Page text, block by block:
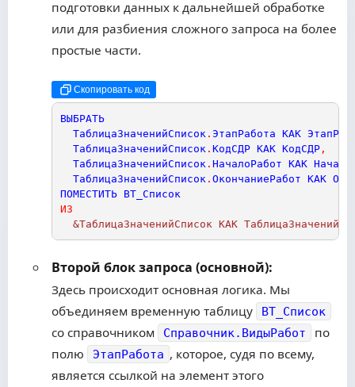
подготовки данных к дальнейшей обработке
или для разбиения сложного запроса на более
простые части.
Скопировать код
ВЫБРАТЬ
ТаблицаЗначенийСписок . ЭтапРабота КАК
ТаблицаЗначенийСписок . КодСДР КАК КодСДР ,
ТаблицаЗначенийСписок . НачалоРабот КАК
ТаблицаЗначенийСписок . ОкончаниеРабот КАК
ПОМЕСТИТЬ ВТ_Список
ИЗ
&ТаблицаЗначенийСписок КАК
Второй блок запроса (основной):
Здесь происходит основная логика. Мы
объединяем временную таблицу
ВТ_Список
со справочником Справочник.ВидыРабот
по
полю
ЭтапРабота , которое, судя по всему,
является ссылкой на элемент этого